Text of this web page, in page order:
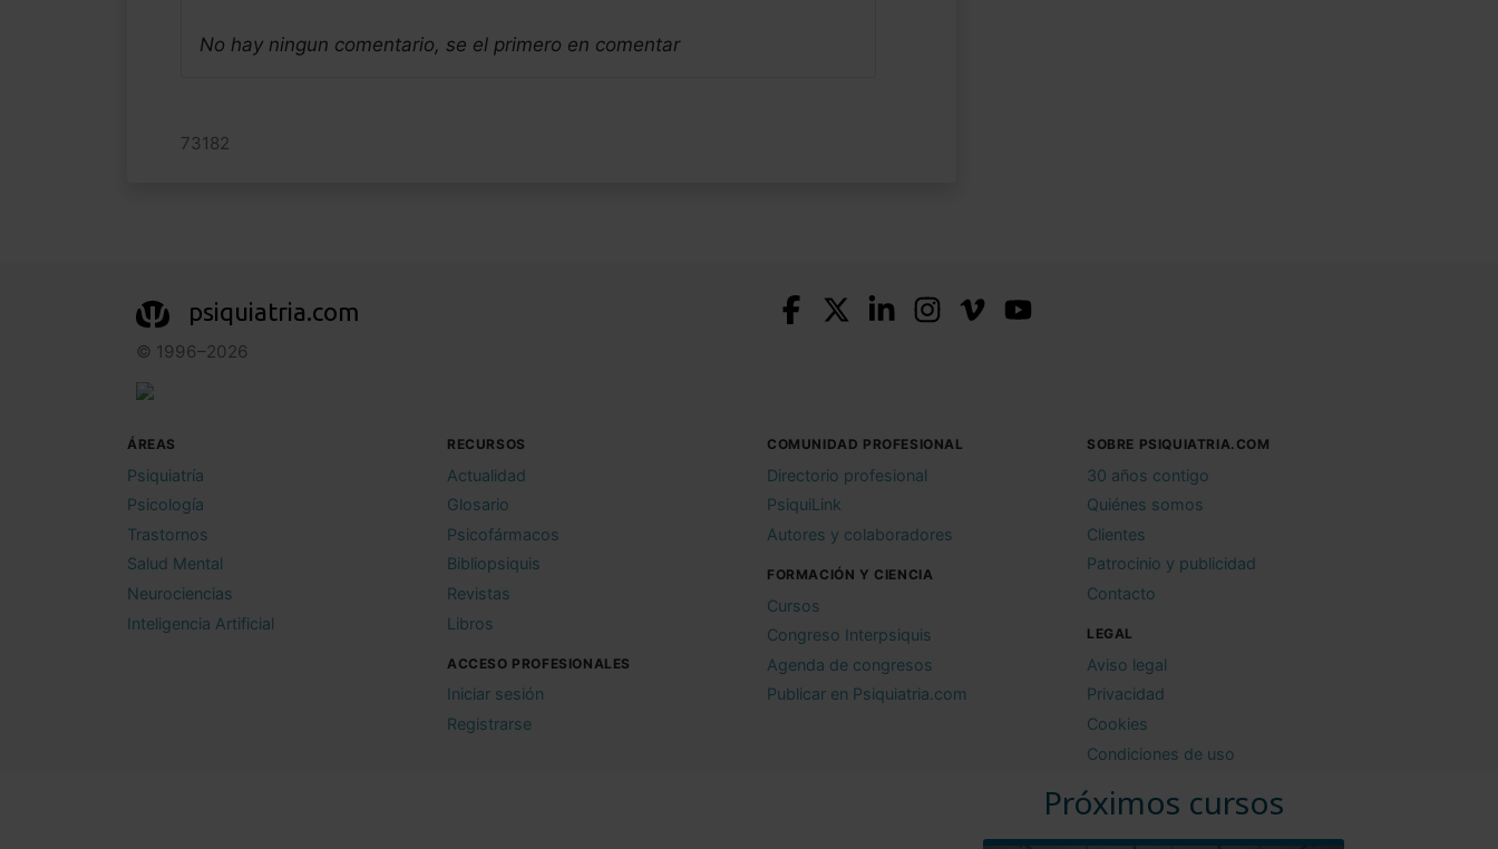
No hay ningun comentario, se el primero en comentar
73182
Próximos cursos
psiquiatria.com
© 1996–2026
ÁREAS
Psiquiatría
Psicología
Trastornos
Salud Mental
Neurociencias
Inteligencia Artificial
RECURSOS
Actualidad
Glosario
Psicofármacos
Bibliopsiquis
Revistas
Libros
ACCESO PROFESIONALES
Iniciar sesión
Registrarse
COMUNIDAD PROFESIONAL
Directorio profesional
PsiquiLink
Autores y colaboradores
FORMACIÓN Y CIENCIA
Cursos
Congreso Interpsiquis
Agenda de congresos
Publicar en Psiquiatria.com
SOBRE PSIQUIATRIA.COM
30 años contigo
Quiénes somos
Clientes
Patrocinio y publicidad
Contacto
LEGAL
Aviso legal
Privacidad
Cookies
Condiciones de uso